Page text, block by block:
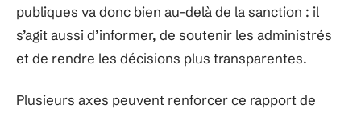
publiques va donc bien au-delà de la sanction : il
s’agit aussi d’informer, de soutenir les administrés
et de rendre les décisions plus transparentes.
Plusieurs axes peuvent renforcer ce rapport de